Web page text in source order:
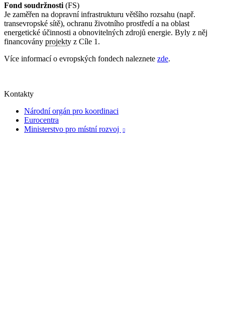
Fond soudržnosti (FS)
Je zaměřen na dopravní infrastrukturu většího rozsahu (např.
transevropské sítě), ochranu životního prostředí a na oblast
energetické účinnosti a obnovitelných zdrojů energie. Byly z něj
financovány projekty z Cíle 1.
Více informací o evropských fondech naleznete zde.
Kontakty
Národní orgán pro koordinaci
Eurocentra
Ministerstvo pro místní rozvoj
